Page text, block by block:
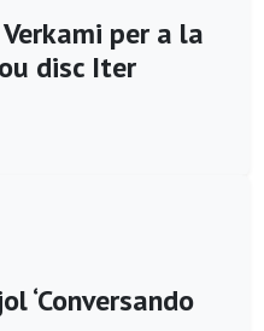
per a la
disc Iter
‘Conversando